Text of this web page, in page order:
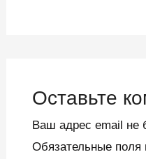
Оставьте
Ваш адрес email не
Обязательные поля